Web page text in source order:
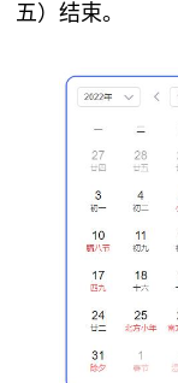
五）结束。